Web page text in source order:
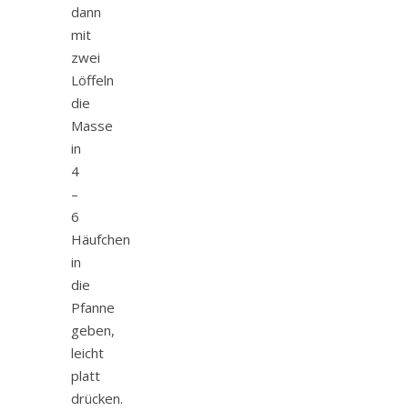
dann
mit
zwei
Löffeln
die
Masse
in
4
–
6
Häufchen
in
die
Pfanne
geben,
leicht
platt
drücken.